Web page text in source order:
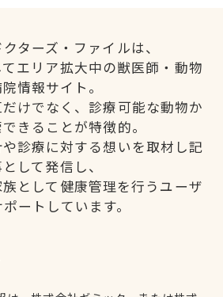
ターズ・ファイルは、
エリア拡大中の獣医師・動物
情報サイト。
けでなく、診療可能な動物か
きることが特徴的。
診療に対する想いを取材し記
して発信し、
として健康管理を行うユーザ
ートしています。